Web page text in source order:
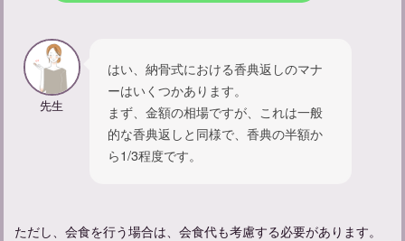
【不幸があった人への声かけ】友達にかける言葉の例文を紹介
先生
はい、納骨式における香典返しのマナ
ーはいくつかあります。
まず、金額の相場ですが、これは一般
的な香典返しと同様で、香典の半額か
ら1/3程度です。
ただし、会食を行う場合は、会食代も考慮する必要があります。